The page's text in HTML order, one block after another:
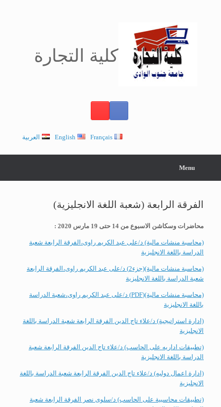
كلية التجارة
العربية English Français
Menu
الفرقة الرابعة (شعبة اللغة الانجليزية)
محاضرات وسكاشن الاسبوع من 14 حتى 19 مارس 2020 :
(محاسبة منشات مالية) د/على عبد الكريم راوى،الفرقة الرابعة شعبة
الدراسة باللغة الانجليزية
(محاسبة منشات مالية)(جزء2) د/على عبد الكريم راوى،الفرقة الرابعة
شعبة الدراسة باللغة الانجليزية
(محاسبة منشات مالية)(PDF) د/على عبد الكريم راوى،شعبة الدراسة
باللغة الانجليزية
(ادارة استراتيجية) د/علاء تاج الدين الفرقة الرابعة شعبة الدراسة باللغة
الانجليزية
(تطبيقات اداريه على الحاسب) د/علاء تاج الدين الفرقة الرابعة شعبة
الدراسة باللغة الانجليزية
(ادارة اعمال دوليه) د/علاء تاج الدين الفرقة الرابعة شعبة الدراسة باللغة
الانجليزية
(تطبيقات محاسبية على الحاسب) د/سلوى نصر الفرقة الرابعة شعبة